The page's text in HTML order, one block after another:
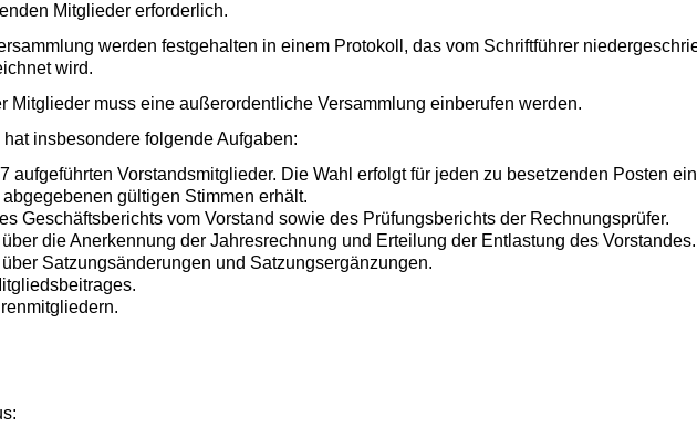
Mitglieder erforderlich.
werden festgehalten in einem Protokoll, das vom Schriftführer
wird.
Mitglieder muss eine außerordentliche Versammlung einberufen werden.
insbesondere folgende Aufgaben:
aufgeführten Vorstandsmitglieder. Die Wahl erfolgt für jeden zu besetzenden Posten
gültigen Stimmen erhält.
Geschäftsberichts vom Vorstand sowie des Prüfungsberichts der Rechnungsprüfer.
die Anerkennung der Jahresrechnung und Erteilung der Entlastung des Vorstandes.
Satzungsänderungen und Satzungsergänzungen.